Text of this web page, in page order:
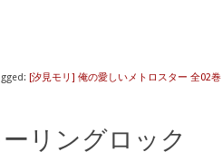
[汐見モリ] 俺の愛しいメトロスター 全02巻
リングロック